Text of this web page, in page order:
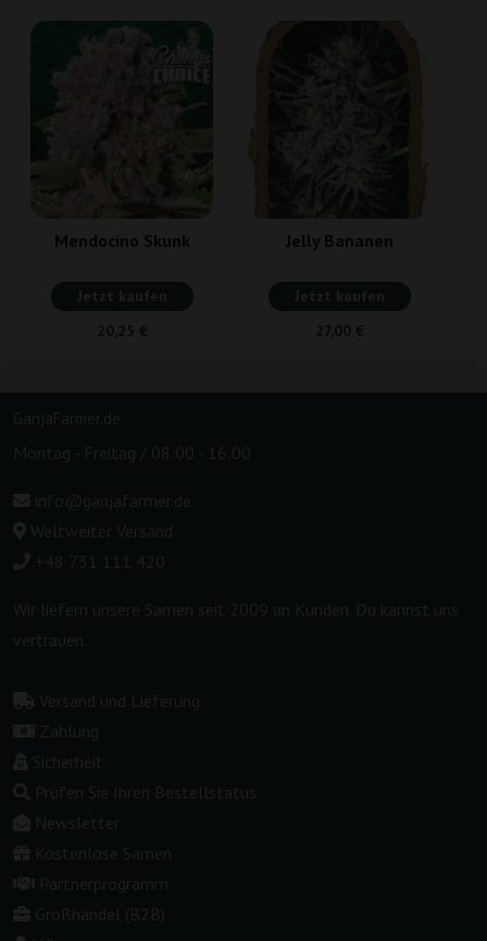
Mendocino Skunk
Jetzt kaufen
20,25 €
Jelly Bananen
Jetzt kaufen
27,00 €
GanjaFarmer.de
Montag - Freitag / 08:00 - 16:00
info@ganjafarmer.de
Weltweiter Versand
+48 731 111 420
Wir liefern unsere Samen seit 2009 an Kunden. Du kannst uns
vertrauen.
Versand und Lieferung
Zahlung
Sicherheit
Prüfen Sie Ihren Bestellstatus
Newsletter
Kostenlose Samen
Partnerprogramm
Großhandel (B2B)